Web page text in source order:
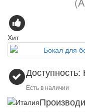
Хит
Есть в наличии